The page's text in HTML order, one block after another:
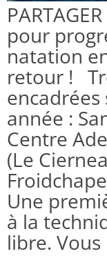
pour
natation
retour !
année :
Centre
(Le
Une
à la
libre.